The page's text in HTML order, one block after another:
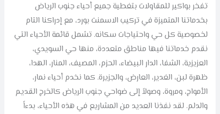
تفخر بواكير للمقاولات بتغطية جميع أحياء جنوب الرياض
بخدماتنا المتميزة في تركيب الاسمنت بورد، مع إدراكنا التام
لخصوصية كل حي واحتياجات سكانه. تشمل قائمة الأحياء التي
نقدم خدماتنا فيها مناطق متعددة، منها حي السويدي،
العزيزية، الشفا، الدار البيضاء، الحزم، المصيف، المنار، الهدا،
ظهرة لبن، الغدير، العارض، والجزيرة. كما نخدم أحياء نمار،
الأمواج، ومروة، وصولاً إلى ضواحي جنوب الرياض كالخرج القديم
والدلم. لقد نفذنا العديد من المشاريع في هذه الأحياء، بدءاً